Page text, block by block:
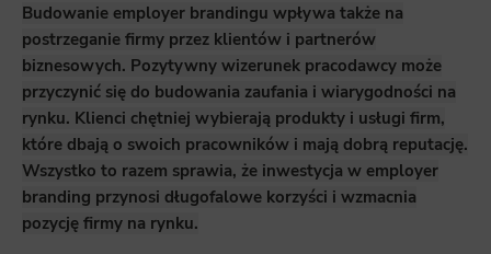
Budowanie employer brandingu wpływa także na
postrzeganie firmy przez klientów i partnerów
biznesowych. Pozytywny wizerunek pracodawcy może
przyczynić się do budowania zaufania i wiarygodności na
rynku. Klienci chętniej wybierają produkty i usługi firm,
które dbają o swoich pracowników i mają dobrą reputację.
Wszystko to razem sprawia, że inwestycja w employer
branding przynosi długofalowe korzyści i wzmacnia
pozycję firmy na rynku.